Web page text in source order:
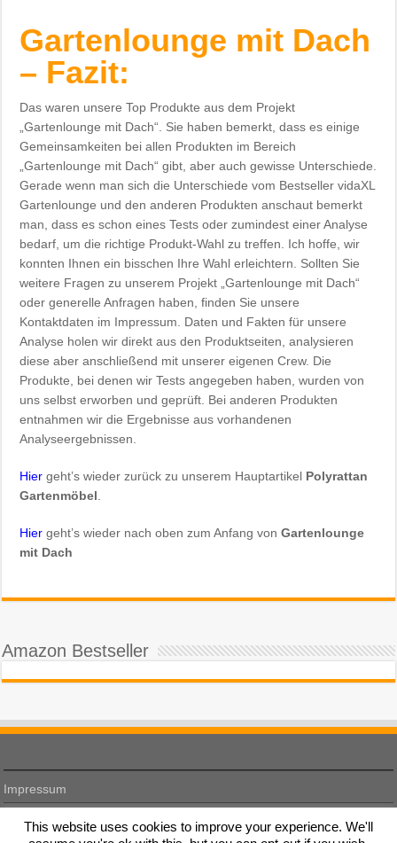
Gartenlounge mit Dach
– Fazit:
Das waren unsere Top Produkte aus dem Projekt
„Gartenlounge mit Dach“. Sie haben bemerkt, dass es einige
Gemeinsamkeiten bei allen Produkten im Bereich
„Gartenlounge mit Dach“ gibt, aber auch gewisse Unterschiede.
Gerade wenn man sich die Unterschiede vom Bestseller vidaXL
Gartenlounge und den anderen Produkten anschaut bemerkt
man, dass es schon eines Tests oder zumindest einer Analyse
bedarf, um die richtige Produkt-Wahl zu treffen. Ich hoffe, wir
konnten Ihnen ein bisschen Ihre Wahl erleichtern. Sollten Sie
weitere Fragen zu unserem Projekt „Gartenlounge mit Dach“
oder generelle Anfragen haben, finden Sie unsere
Kontaktdaten im Impressum. Daten und Fakten für unsere
Analyse holen wir direkt aus den Produktseiten, analysieren
diese aber anschließend mit unserer eigenen Crew. Die
Produkte, bei denen wir Tests angegeben haben, wurden von
uns selbst erworben und geprüft. Bei anderen Produkten
entnahmen wir die Ergebnisse aus vorhandenen
Analyseergebnissen.
Hier geht’s wieder zurück zu unserem Hauptartikel Polyrattan
Gartenmöbel
Hier geht’s wieder nach oben zum Anfang vonGartenlounge
mit Dach
Amazon Bestseller
Impressum
This website uses cookies to improve your experience. We'll